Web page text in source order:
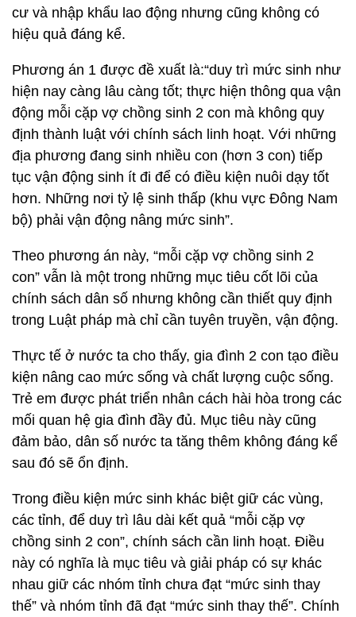
cư và nhập khẩu lao động nhưng cũng không có
hiệu quả đáng kể.
Phương án 1 được đề xuất là:“duy trì mức sinh như
hiện nay càng lâu càng tốt; thực hiện thông qua vận
động mỗi cặp vợ chồng sinh 2 con mà không quy
định thành luật với chính sách linh hoạt. Với những
địa phương đang sinh nhiều con (hơn 3 con) tiếp
tục vận động sinh ít đi để có điều kiện nuôi dạy tốt
hơn. Những nơi tỷ lệ sinh thấp (khu vực Đông Nam
bộ) phải vận động nâng mức sinh”.
Theo phương án này, “mỗi cặp vợ chồng sinh 2
con” vẫn là một trong những mục tiêu cốt lõi của
chính sách dân số nhưng không cần thiết quy định
trong Luật pháp mà chỉ cần tuyên truyền, vận động.
Thực tế ở nước ta cho thấy, gia đình 2 con tạo điều
kiện nâng cao mức sống và chất lượng cuộc sống.
Trẻ em được phát triển nhân cách hài hòa trong các
mối quan hệ gia đình đầy đủ. Mục tiêu này cũng
đảm bảo, dân số nước ta tăng thêm không đáng kể
sau đó sẽ ổn định.
Trong điều kiện mức sinh khác biệt giữ các vùng,
các tỉnh, để duy trì lâu dài kết quả “mỗi cặp vợ
chồng sinh 2 con”, chính sách cần linh hoạt. Điều
này có nghĩa là mục tiêu và giải pháp có sự khác
nhau giữ các nhóm tỉnh chưa đạt “mức sinh thay
thế” và nhóm tỉnh đã đạt “mức sinh thay thế”. Chính